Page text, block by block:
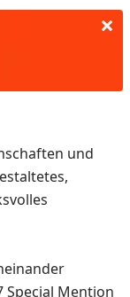
und
Special Mention